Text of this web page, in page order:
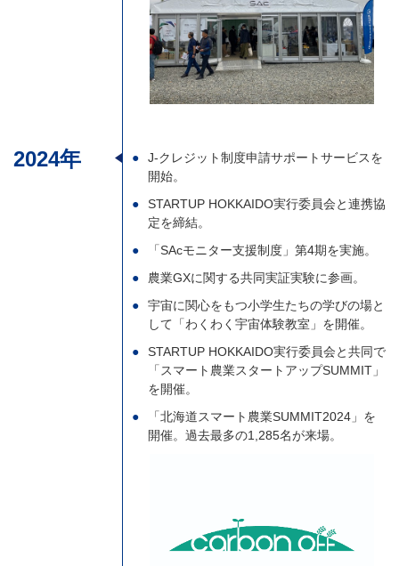
2024年
J-クレジット制度申請サポートサービスを
開始。
STARTUP HOKKAIDO実行委員会と連携協
定を締結。
「SAcモニター支援制度」第4期を実施。
農業GXに関する共同実証実験に参画。
宇宙に関心をもつ小学生たちの学びの場と
して「わくわく宇宙体験教室」を開催。
STARTUP HOKKAIDO実行委員会と共同で
「スマート農業スタートアップSUMMIT」
を開催。
「北海道スマート農業SUMMIT2024」を
開催。過去最多の1,285名が来場。